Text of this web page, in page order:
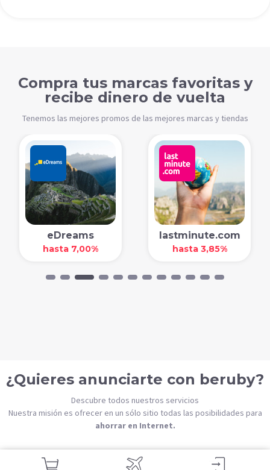
Compra tus marcas favoritas y
recibe dinero de vuelta
Tenemos las mejores promos de las mejores marcas y tiendas
eDreams
hasta 7,00%
lastminute.com
hasta 3,85%
¿Quieres anunciarte con beruby?
Descubre todos nuestros servicios
Nuestra misión es ofrecer en un sólo sitio todas las posibilidades para
ahorrar en Internet.
Contacta con beruby